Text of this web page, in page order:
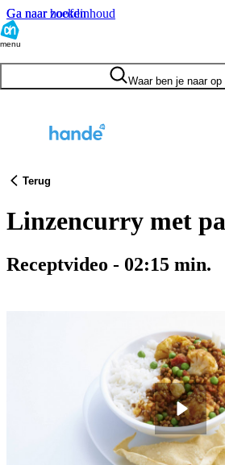
Ga naar hoofdinhoud
Ga naar zoeken
menu
Waar ben je naar op
Terug
Linzencurry met
Receptvideo - 02:15 min.